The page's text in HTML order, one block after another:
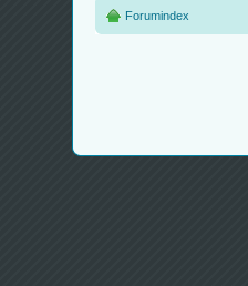
Forumindex